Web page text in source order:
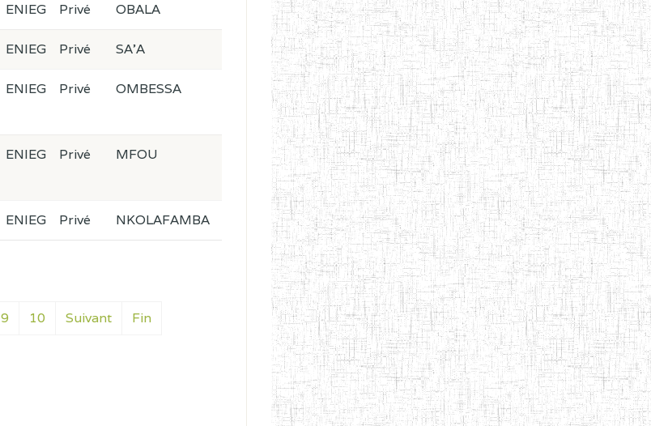
9 10 Suivant Fin
ENIEG Privé OBALA
ENIEG Privé SA'A
ENIEG Privé OMBESSA
ENIEG Privé MFOU
ENIEG Privé NKOLAFAMBA